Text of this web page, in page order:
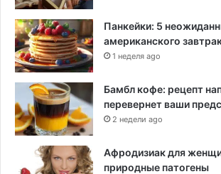
Панкейки: 5
американского
1 неделя ago
Бамбл кофе: рецепт
перевернет ваши
2 недели ago
Афродизиак для
природные патогены